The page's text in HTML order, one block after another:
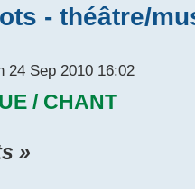
- théâtre/
24 Sep 2010 16:02
/ CHANT
»